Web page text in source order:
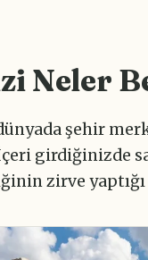
Neler
şehir
girdiğinizde
zirve